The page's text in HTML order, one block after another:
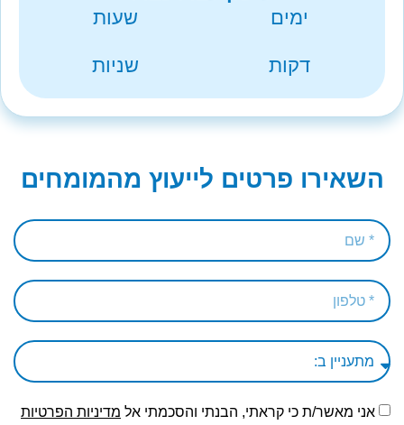
ימים
שעות
דקות שניות
השאירו פרטים לייעוץ מהמומחים
אני מאשר/ת כי קראתי, הבנתי והסכמתי אל מדיניות הפרטיות